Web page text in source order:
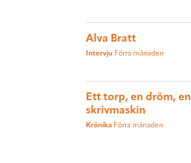
Alva Bratt
Intervju Förra månaden
Ett torp, en dröm, en
skrivmaskin
Krönika Förra månaden